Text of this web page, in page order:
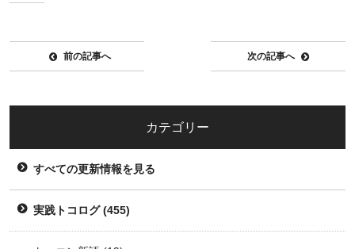
前の記事へ 次の記事へ
カテゴリー
すべての更新情報を見る
実践トコログ(455)